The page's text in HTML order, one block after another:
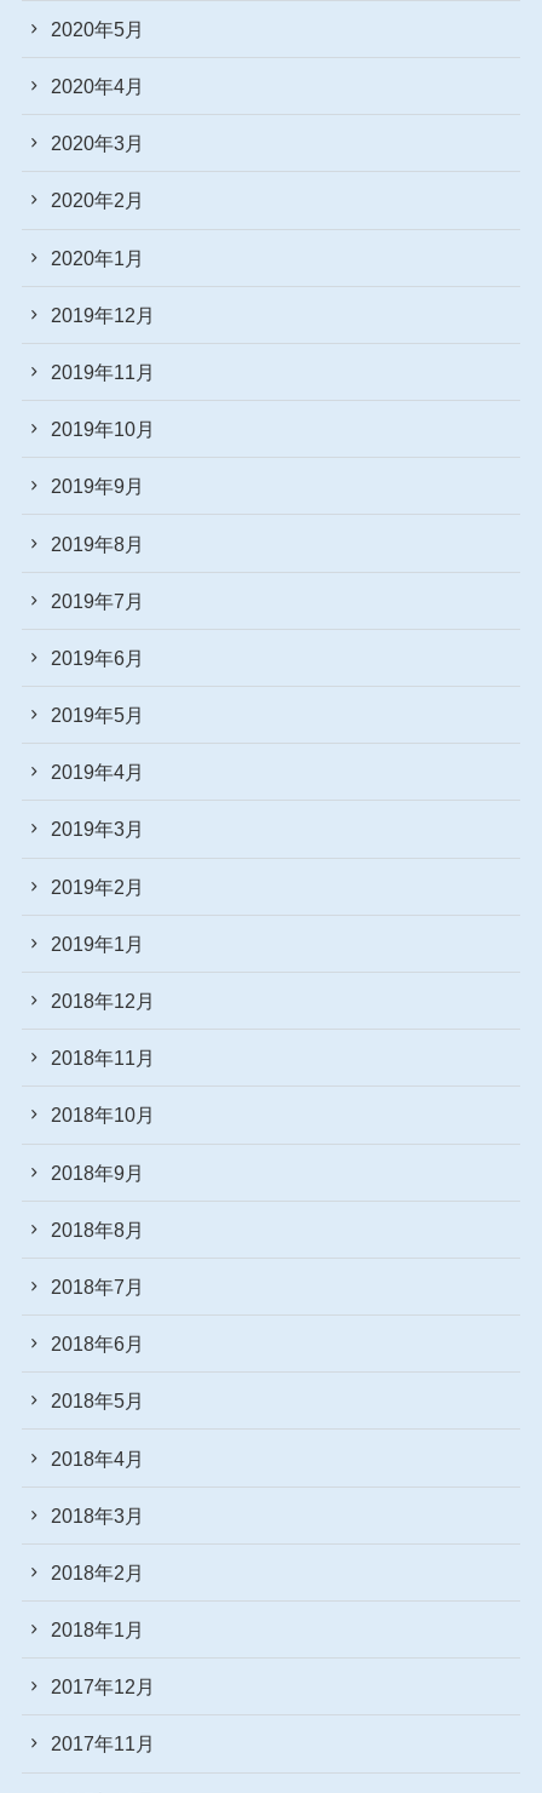
2020年5月
2020年4月
2020年3月
2020年2月
2020年1月
2019年12月
2019年11月
2019年10月
2019年9月
2019年8月
2019年7月
2019年6月
2019年5月
2019年4月
2019年3月
2019年2月
2019年1月
2018年12月
2018年11月
2018年10月
2018年9月
2018年8月
2018年7月
2018年6月
2018年5月
2018年4月
2018年3月
2018年2月
2018年1月
2017年12月
2017年11月